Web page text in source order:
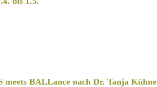
BALLance nach Dr. Tanja Kühne